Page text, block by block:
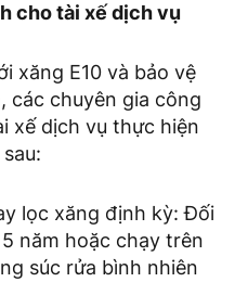
cho tài xế dịch vụ
xăng E10 và bảo vệ
các chuyên gia công
xế dịch vụ thực hiện
lọc xăng định kỳ: Đối
năm hoặc chạy trên
súc rửa bình nhiên